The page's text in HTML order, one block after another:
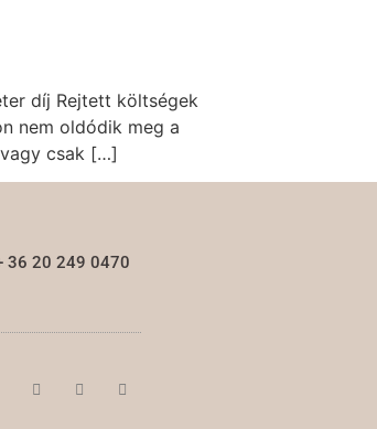
díj Rejtett költségek
nem oldódik meg a
csak […]
36 20 249 0470